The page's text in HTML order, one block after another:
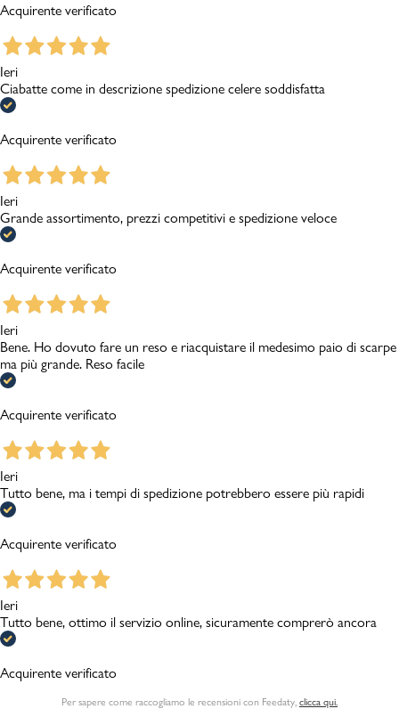
Acquirente verificato
Ieri
Ciabatte come in descrizione spedizione celere soddisfatta
Acquirente verificato
Ieri
Grande assortimento, prezzi competitivi e spedizione veloce
Acquirente verificato
Ieri
Bene. Ho dovuto fare un reso e riacquistare il medesimo paio di scarpe
ma più grande. Reso facile
Acquirente verificato
Ieri
Tutto bene, ma i tempi di spedizione potrebbero essere più rapidi
Acquirente verificato
Ieri
Tutto bene, ottimo il servizio online, sicuramente comprerò ancora
Acquirente verificato
Per sapere come raccogliamo le recensioni con Feedaty, clicca qui.